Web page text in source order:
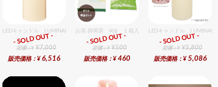
LEDキャンドル LUMINARA（ルミナラ） アイボリー ピラー4x9 ギフトボックス入
ギフト
定価：¥ ¥7,000
販売価格：¥ 6,516
- SOLD OUT -
お茶 静岡茶 40g １箱入セット
ギフト
定価：¥ ¥500
販売価格：¥ 460
- SOLD OUT -
LEDキャンドル
ギフト
定価：¥ ¥5,800
販売価格：¥ 5,086
- SOLD OUT -